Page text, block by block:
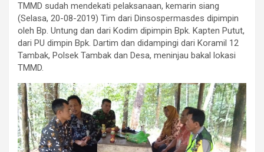
TMMD sudah mendekati pelaksanaan, kemarin siang
(Selasa, 20-08-2019) Tim dari Dinsospermasdes dipimpin
oleh Bp. Untung dan dari Kodim dipimpin Bpk. Kapten Putut,
dari PU dimpin Bpk. Dartim dan didampingi dari Koramil 12
Tambak, Polsek Tambak dan Desa, meninjau bakal lokasi
TMMD.